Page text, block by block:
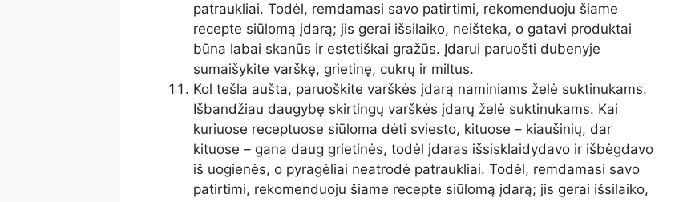
patraukliai. Todėl, remdamasi savo patirtimi, rekomenduoju šiame
recepte siūlomą įdarą; jis gerai išsilaiko, neišteka, o gatavi produktai
būna labai skanūs ir estetiškai gražūs. Įdarui paruošti dubenyje
sumaišykite varškę, grietinę, cukrų ir miltus.
Kol tešla aušta, paruoškite varškės įdarą naminiams želė suktinukams.
Išbandžiau daugybę skirtingų varškės įdarų želė suktinukams. Kai
kuriuose receptuose siūloma dėti sviesto, kituose – kiaušinių, dar
kituose – gana daug grietinės, todėl įdaras išsisklaidydavo ir išbėgdavo
iš uogienės, o pyragėliai neatrodė patraukliai. Todėl, remdamasi savo
patirtimi, rekomenduoju šiame recepte siūlomą įdarą; jis gerai išsilaiko,